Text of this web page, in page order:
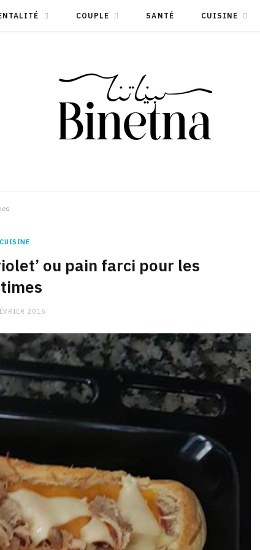
COUPLE SANTÉ CUISINE
CUISINE
ou pain farci pour les
2016
CHARGE MENTALE
Stress après le travail :
comment relâcher la pression